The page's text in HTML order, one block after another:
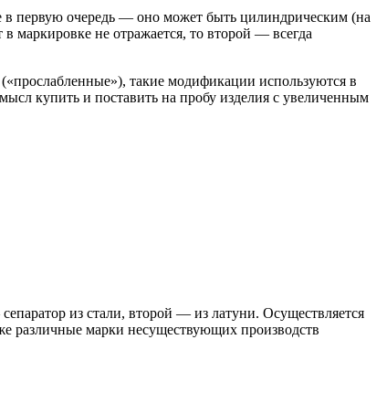
в первую очередь — оно может быть цилиндрическим (на
маркировке не отражается, то второй — всегда
такие модификации используются в
купить и поставить на пробу изделия с увеличенным
из стали, второй — из латуни. Осуществляется
марки несуществующих производств